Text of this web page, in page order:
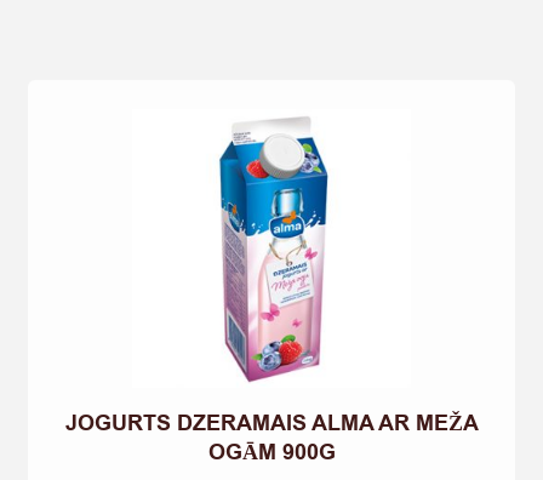
JOGURTS DZERAMAIS ALMA AR MEŽA
OGĀM 900G